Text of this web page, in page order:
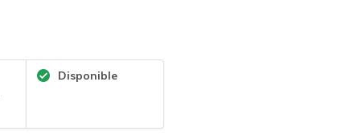
Disponible